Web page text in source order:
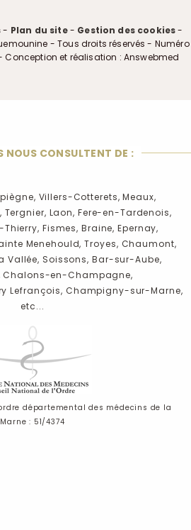
- Plan du site- Gestion des cookies-
- Tous droits réservés - Numéro
Conception et réalisation : Answebmed
NOUS CONSULTENT DE :
Villers-Cotterets, Meaux,
Tergnier, Laon, Fere-en-Tardenois,
Fismes, Braine, Epernay,
Menehould, Troyes, Chaumont,
Vallée, Soissons, Bar-sur-Aube,
Chalons-en-Champagne,
Lefrançois, Champigny-sur-Marne,
etc...
départemental des médecins de la
Marne : 51/4374